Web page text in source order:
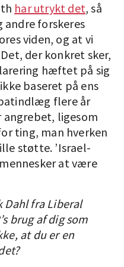
har utrykt det,så
forskeres
viden, og at vi
der konkret sker,
hæftet på sig
baseret på ens
flere år
angrebet, ligesom
ting, man hverken
støtte. ’Israel-
at være
fra Liberal
brug af dig som
at du er en